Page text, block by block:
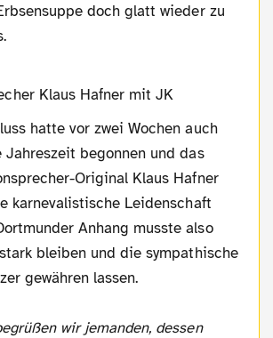
doch glatt wieder zu
hatte vor zwei Wochen auch
begonnen und das
Original Klaus Hafner
karnevalistische Leidenschaft
Anhang musste also
bleiben und die sympathische
gewähren lassen.
wir jemanden, dessen